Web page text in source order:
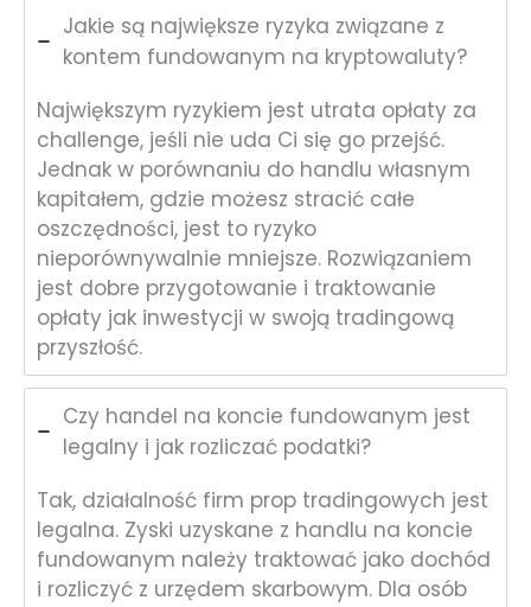
Jakie są największe ryzyka związane z
kontem fundowanym na kryptowaluty?
Największym ryzykiem jest utrata opłaty za
challenge, jeśli nie uda Ci się go przejść.
Jednak w porównaniu do handlu własnym
kapitałem, gdzie możesz stracić całe
oszczędności, jest to ryzyko
nieporównywalnie mniejsze. Rozwiązaniem
jest dobre przygotowanie i traktowanie
opłaty jak inwestycji w swoją tradingową
przyszłość.
Czy handel na koncie fundowanym jest
legalny i jak rozliczać podatki?
Tak, działalność firm prop tradingowych jest
legalna. Zyski uzyskane z handlu na koncie
fundowanym należy traktować jako dochód
i rozliczyć z urzędem skarbowym. Dla osób